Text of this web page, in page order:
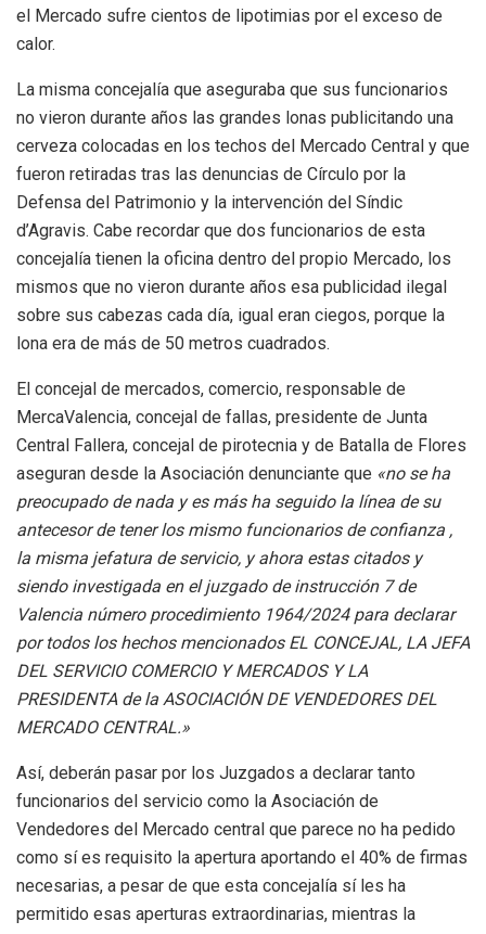
el Mercado sufre cientos de lipotimias por el exceso de
calor.
La misma concejalía que aseguraba que sus funcionarios
no vieron durante años las grandes lonas publicitando una
cerveza colocadas en los techos del Mercado Central y que
fueron retiradas tras las denuncias de Círculo por la
Defensa del Patrimonio y la intervención del Síndic
d’Agravis. Cabe recordar que dos funcionarios de esta
concejalía tienen la oficina dentro del propio Mercado, los
mismos que no vieron durante años esa publicidad ilegal
sobre sus cabezas cada día, igual eran ciegos, porque la
lona era de más de 50 metros cuadrados.
El concejal de mercados, comercio, responsable de
MercaValencia, concejal de fallas, presidente de Junta
Central Fallera, concejal de pirotecnia y de Batalla de Flores
aseguran desde la Asociación denunciante que «no se ha
preocupado de nada y es más ha seguido la línea de su
antecesor de tener los mismo funcionarios de confianza ,
la misma jefatura de servicio, y ahora estas citados y
siendo investigada en el juzgado de instrucción 7de
Valencia número procedimiento 1964/2024 para declarar
por todos los hechos mencionados EL CONCEJAL, LA JEFA
DEL SERVICIO COMERCIO Y MERCADOS Y LA
PRESIDENTA de la ASOCIACIÓN DE VENDEDORES DEL
MERCADO CENTRAL.»
Así, deberán pasar por los Juzgados a declarar tanto
funcionarios del servicio como la Asociación de
Vendedores del Mercado central que parece no ha pedido
como sí es requisito la apertura aportando el 40% de firmas
necesarias, a pesar de que esta concejalía sí les ha
permitido esas aperturas extraordinarias, mientras la